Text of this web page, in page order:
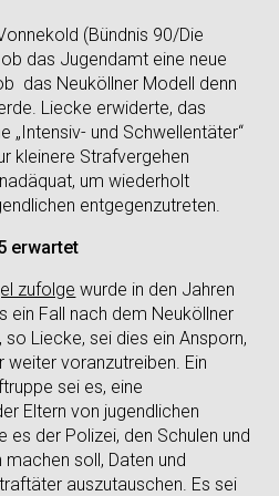
(Bündnis 90/Die
das Jugendamt eine neue
das Neuköllner Modell denn
Liecke erwiderte, das
„Intensiv- und Schwellentäter“
kleinere Strafvergehen
um wiederholt
entgegenzutreten.
erwartet
zufolge wurde in den Jahren
ein Fall nach dem Neuköllner
so Liecke, sei dies ein Ansporn,
weiter voranzutreiben. Ein
sei es, eine
Eltern von jugendlichen
es der Polizei, den Schulen und
soll, Daten und
auszutauschen. Es sei